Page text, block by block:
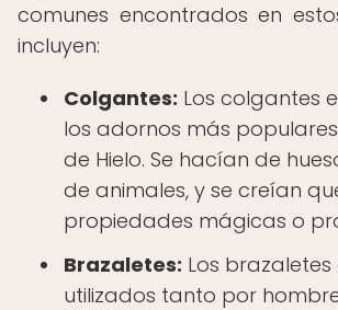
comunes encontrados en
incluyen:
Colgantes: Los colgantes
los adornos más
de Hielo. Se hacían de
de animales, y se creían
propiedades mágicas o
Brazaletes: Los brazaletes
utilizados tanto por